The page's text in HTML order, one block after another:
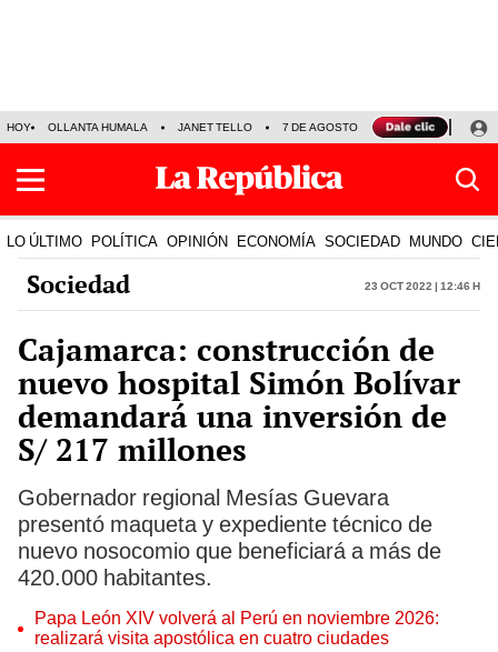
HOY OLLANTA HUMALA JANET TELLO 7 DE AGOSTO TINKA RESULTADOS
LO ÚLTIMO POLÍTICA OPINIÓN ECONOMÍA SOCIEDAD MUNDO
Sociedad 23 Oct 2022 | 12:46 h
Cajamarca: construcción de
nuevo hospital Simón Bolívar
demandará una inversión de
S/ 217 millones
Gobernador regional Mesías Guevara
presentó maqueta y expediente técnico de
nuevo nosocomio que beneficiará a más de
420.000 habitantes.
Papa León XIV volverá al Perú en noviembre 2026:
realizará visita apostólica en cuatro ciudades